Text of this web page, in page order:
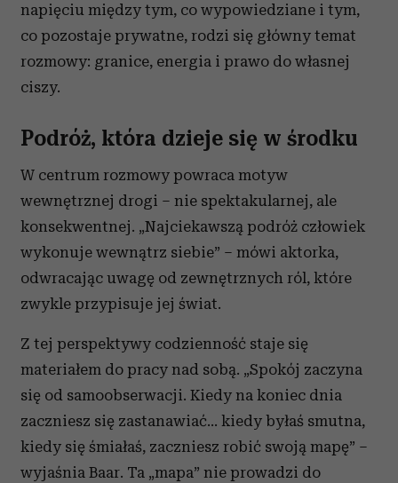
napięciu między tym, co wypowiedziane i tym,
co pozostaje prywatne, rodzi się główny temat
rozmowy: granice, energia i prawo do własnej
ciszy.
Podróż, która dzieje się w środku
W centrum rozmowy powraca motyw
wewnętrznej drogi – nie spektakularnej, ale
konsekwentnej. „Najciekawszą podróż człowiek
wykonuje wewnątrz siebie” – mówi aktorka,
odwracając uwagę od zewnętrznych ról, które
zwykle przypisuje jej świat.
Z tej perspektywy codzienność staje się
materiałem do pracy nad sobą. „Spokój zaczyna
się od samoobserwacji. Kiedy na koniec dnia
zaczniesz się zastanawiać… kiedy byłaś smutna,
kiedy się śmiałaś, zaczniesz robić swoją mapę” –
wyjaśnia Baar. Ta „mapa” nie prowadzi do